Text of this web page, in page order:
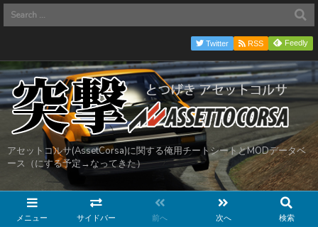
アセットコルサ(AssetCorsa)に関する俺用チートシートとMODデータベ
ース（にする予定→なってきた）
メニュー サイドバー 前へ 次へ 検索
Twitter RSS Feedly